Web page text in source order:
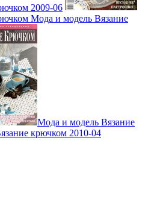
2009-06
Мода и модель Вязание
Мода и модель Вязание
крючком 2010-04